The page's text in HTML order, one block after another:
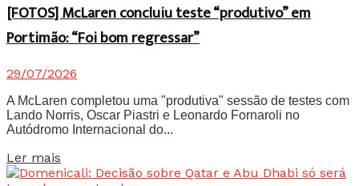
[FOTOS] McLaren concluiu teste “produtivo” em
Portimão: “Foi bom regressar”
29/07/2026
A McLaren completou uma "produtiva" sessão de testes com
Lando Norris, Oscar Piastri e Leonardo Fornaroli no
Autódromo Internacional do...
Ler mais